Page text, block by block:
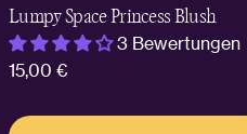
Lumpy Space Princess Blush
3 Bewertungen
Regulärer
15,00 €